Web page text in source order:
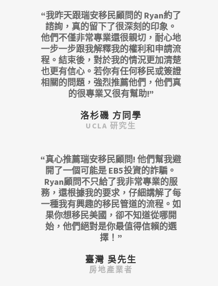
“我昨天跟瑞安移民顧問的 Ryan約了
諮詢，真的留下了很深刻的印象。
他們不僅非常專業還很親切，耐心地
一步一步跟我解釋我的權利和申請流
程。結束後，對於我的情況更加清楚
也更有信心。若你有任何移民或簽證
相關的問題，強烈推薦他們，他們真
的很專業又很有幫助!”
洛杉磯 方同學
UCLA 研究生
“真心推薦瑞安移民顧問! 他們幫我避
開了一個可能是 EB5投資的詐騙。
Ryan顧問不只給了我非常專業的服
務，還根據我的要求，仔細講解了每
一種我有興趣的移民管道的流程。如
果你想移民美國，卻不知道從哪開
始，他們絕對是你最值得信賴的選
擇！”
臺灣 吳先生
房地產業者